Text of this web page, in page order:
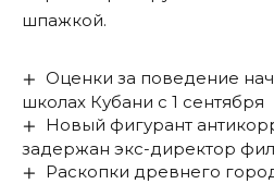
шпажкой.
Оценки за поведение
школах Кубани с 1 сентября
Новый фигурант
задержан экс-директор
Раскопки древнего